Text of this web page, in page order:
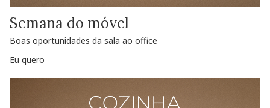
Semana do móvel
Boas oportunidades da sala ao office
Eu quero